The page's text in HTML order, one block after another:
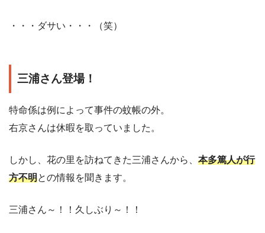
・・・ダサい・・・（笑）
三浦さん登場！
特命係は例によって事件の蚊帳の外。
右京さんは休暇を取っていました。
しかし、花の里を訪ねてきた三浦さんから、 本多篤人が行
方不明との情報を聞きます。
三浦さん～！！久しぶり～！！